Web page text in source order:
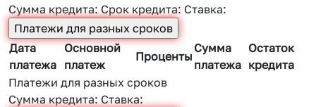
Сумма кредита:Срок кредита: Ставка:
Дата
платежа
Основной
платеж
Проценты
Сумма
платежа
Остаток
кредита
Платежи для разных сроков
Сумма кредита:Ставка: